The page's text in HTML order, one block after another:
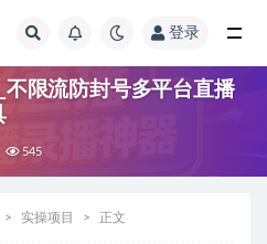
登录
限流防封号多平台直播
545
实操项目 正文